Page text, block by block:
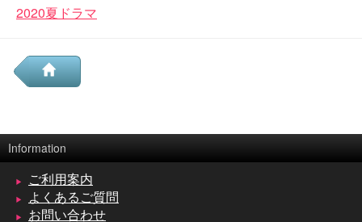
2020夏ドラマ
Information
ご利用案内
よくあるご質問
お問い合わせ